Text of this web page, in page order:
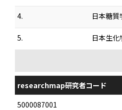
4. 日本糖質
5. 日本生化
researchmap研究者コード
5000087001